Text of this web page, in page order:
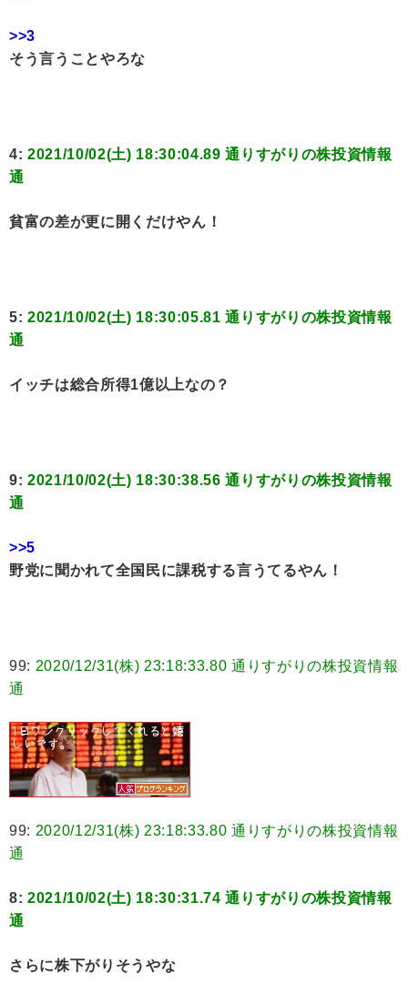
>>3
そう言うことやろな
4: 2021/10/02(土) 18:30:04.89 通りすがりの株投資情報
通
貧富の差が更に開くだけやん！
5: 2021/10/02(土) 18:30:05.81 通りすがりの株投資情報
通
イッチは総合所得1億以上なの？
9: 2021/10/02(土) 18:30:38.56 通りすがりの株投資情報
通
>>5
野党に聞かれて全国民に課税する言うてるやん！
99: 2020/12/31(株) 23:18:33.80 通りすがりの株投資情報
通
99: 2020/12/31(株) 23:18:33.80 通りすがりの株投資情報
通
8: 2021/10/02(土) 18:30:31.74 通りすがりの株投資情報
通
さらに株下がりそうやな